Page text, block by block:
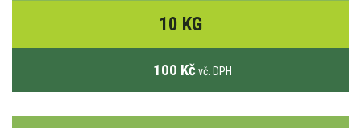
10 KG
100 Kč vč. DPH